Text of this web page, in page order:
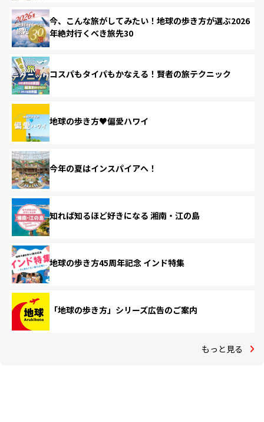
今、こんな旅がしてみたい！地球の歩き方が選ぶ2026
年絶対行くべき旅先30
コスパもタイパもかなえる！賢者の旅テクニック
地球の歩き方♥偏愛ハワイ
今年の夏はインスパイアへ！
知れば知るほど好きになる 湘南・江の島
地球の歩き方45周年記念 インド特集
「地球の歩き方」シリーズ広告のご案内
もっと見る